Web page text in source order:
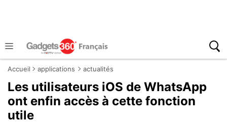
Accueil applications actualités
Les utilisateurs iOS de WhatsApp
ont enfin accès à cette fonction
utile